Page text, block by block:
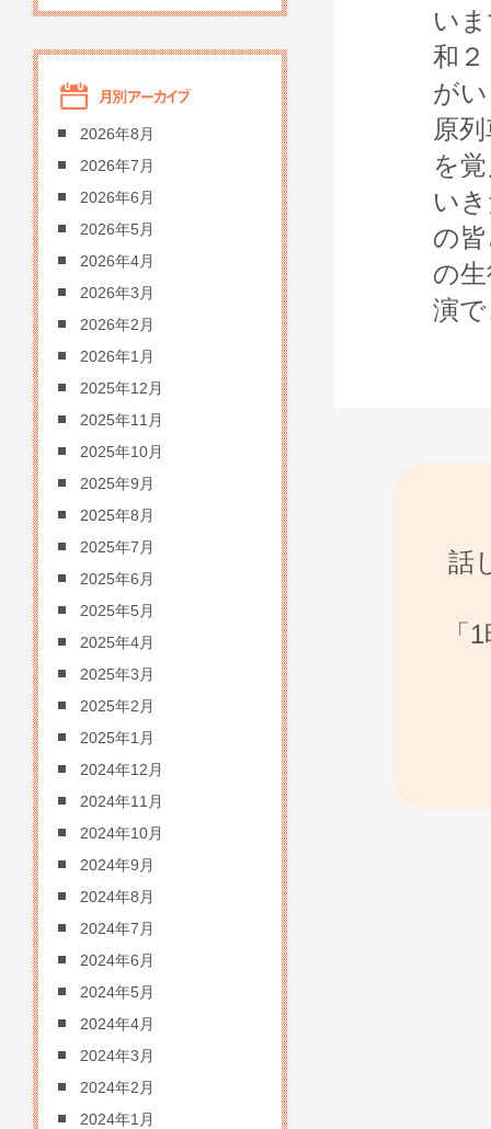
い
和
が
原
を
い
の
の
演
話
「
2026年8月
2026年7月
2026年6月
2026年5月
2026年4月
2026年3月
2026年2月
2026年1月
2025年12月
2025年11月
2025年10月
2025年9月
2025年8月
2025年7月
2025年6月
2025年5月
2025年4月
2025年3月
2025年2月
2025年1月
2024年12月
2024年11月
2024年10月
2024年9月
2024年8月
2024年7月
2024年6月
2024年5月
2024年4月
2024年3月
2024年2月
2024年1月